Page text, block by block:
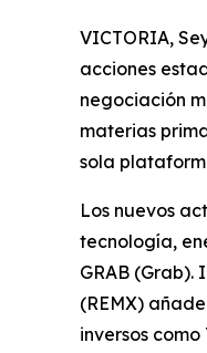
VICTORIA,
acciones
negociación
materias
sola
Los nuevos
tecnología,
GRAB (Grab).
(REMX)
inversos